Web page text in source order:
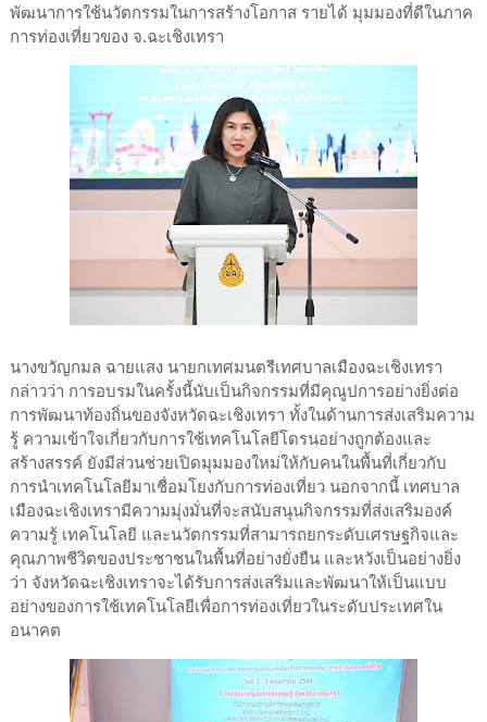
พัฒนาการใช้นวัตกรรมในการสร้างโอกาส รายได้ มุมมองที่ดีในภาค
การท่องเที่ยวของ จ.ฉะเชิงเทรา
นางขวัญกมล ฉายแสง นายกเทศมนตรีเทศบาลเมืองฉะเชิงเทรา
กล่าวว่า การอบรมในครั้งนี้นับเป็นกิจกรรมที่มีคุณูปการอย่างยิ่งต่อ
การพัฒนาท้องถิ่นของจังหวัดฉะเชิงเทรา ทั้งในด้านการส่งเสริมความ
รู้ ความเข้าใจเกี่ยวกับการใช้เทคโนโลยีโดรนอย่างถูกต้องและ
สร้างสรรค์ ยังมีส่วนช่วยเปิดมุมมองใหม่ให้กับคนในพื้นที่เกี่ยวกับ
การนำเทคโนโลยีมาเชื่อมโยงกับการท่องเที่ยว นอกจากนี้ เทศบาล
เมืองฉะเชิงเทรามีความมุ่งมั่นที่จะสนับสนุนกิจกรรมที่ส่งเสริมองค์
ความรู้ เทคโนโลยี และนวัตกรรมที่สามารถยกระดับเศรษฐกิจและ
คุณภาพชีวิตของประชาชนในพื้นที่อย่างยั่งยืน และหวังเป็นอย่างยิ่ง
ว่า จังหวัดฉะเชิงเทราจะได้รับการส่งเสริมและพัฒนาให้เป็นแบบ
อย่างของการใช้เทคโนโลยีเพื่อการท่องเที่ยวในระดับประเทศใน
อนาคต